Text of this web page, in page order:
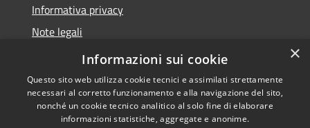
Informativa privacy
Note legali
Dichiarazione di accessibilità
Copyright © 2026 • Comune di
×
Informazioni sui cookie
Questo sito web utilizza cookie tecnici e assimilati strettamente
necessari al corretto funzionamento e alla navigazione del sito,
nonché un cookie tecnico analitico al solo fine di elaborare
informazioni statistiche, aggregate e anonime.